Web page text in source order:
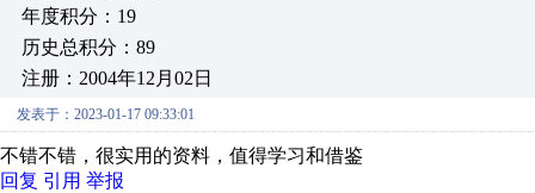
年度积分：19
历史总积分：89
注册：2004年12月02日
发表于：2023-01-17 09:33:01
不错不错，很实用的资料，值得学习和借鉴
回复 引用 举报